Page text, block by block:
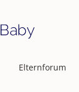
Elternforum